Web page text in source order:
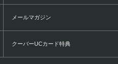
メールマガジン
クーバーUCカード特典